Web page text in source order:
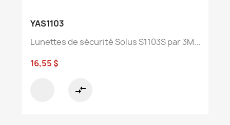
YAS1103
Lunettes de sécurité Solus S1103S par 3M...
16,55 $
compare_arrows